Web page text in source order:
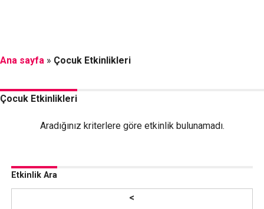
Ana sayfa » Çocuk Etkinlikleri
Çocuk Etkinlikleri
Aradığınız kriterlere göre etkinlik bulunamadı.
Etkinlik Ara
<